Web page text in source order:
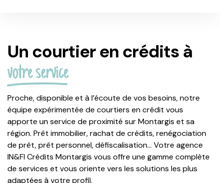
Un courtier en crédits à
votre service
Proche, disponible et à l’écoute de vos besoins, notre
équipe expérimentée de courtiers en crédit vous
apporte un service de proximité sur Montargis et sa
région. Prêt immobilier, rachat de crédits, renégociation
de prêt, prêt personnel, défiscalisation… Votre agence
IN&FI Crédits Montargis vous offre une gamme complète
de services et vous oriente vers les solutions les plus
adaptées à votre profil.